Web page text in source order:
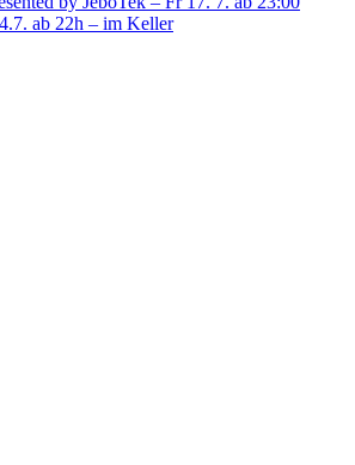
ab 22h – im Keller